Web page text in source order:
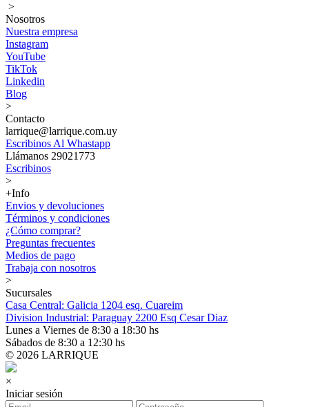
>
Nosotros
Nuestra empresa
Instagram
YouTube
TikTok
Linkedin
Blog
>
Contacto
larrique@larrique.com.uy
Escribinos Al Whastapp
Llámanos 29021773
Escribinos
>
+Info
Envios y devoluciones
Términos y condiciones
¿Cómo comprar?
Preguntas frecuentes
Medios de pago
Trabaja con nosotros
>
Sucursales
Casa Central: Galicia 1204 esq. Cuareim
Division Industrial: Paraguay 2200 Esq Cesar Diaz
Lunes a Viernes de 8:30 a 18:30 hs
Sábados de 8:30 a 12:30 hs
© 2026 LARRIQUE
×
Iniciar sesión